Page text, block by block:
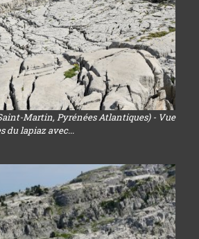
Martin, Pyrénées Atlantiques) - Vue
du lapiaz avec...